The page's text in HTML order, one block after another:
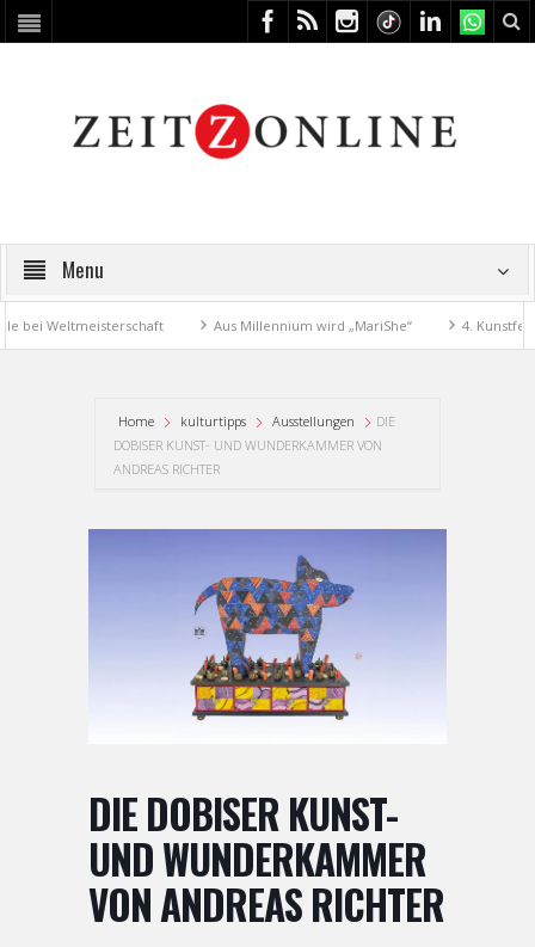
Menu
Aus Millennium wird „MariShe“ 4. Kunstfest
Home kulturtipps Ausstellungen
DIE
DOBISER KUNST- UND WUNDERKAMMER VON
ANDREAS RICHTER
DIE DOBISER KUNST-
UND WUNDERKAMMER
VON ANDREAS RICHTER